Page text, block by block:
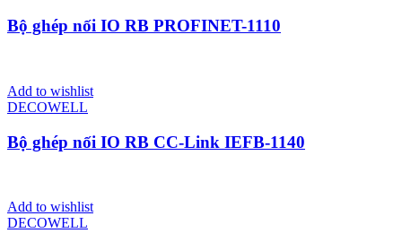
Bộ ghép nối IO RB PROFINET-1110
Add to wishlist
DECOWELL
Bộ ghép nối IO RB CC-Link IEFB-1140
Add to wishlist
DECOWELL